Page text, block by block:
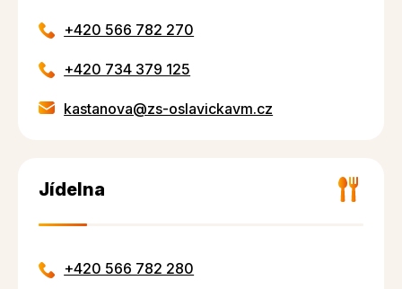
+420 566 782 270
+420 734 379 125
kastanova@zs-oslavickavm.cz
Jídelna
+420 566 782 280